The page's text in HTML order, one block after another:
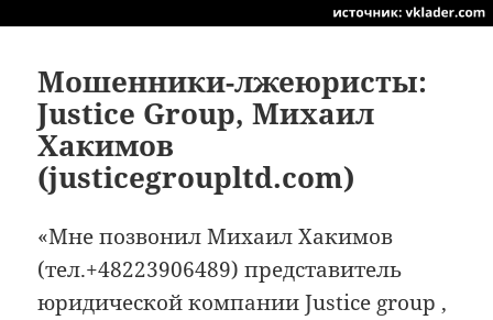
Мошенники-лжеюристы:
Justice Group, Михаил
Хакимов
(justicegroupltd.com)
«Мне позвонил Михаил Хакимов
(тел.+48223906489) представитель
юридической компании Justice group ,